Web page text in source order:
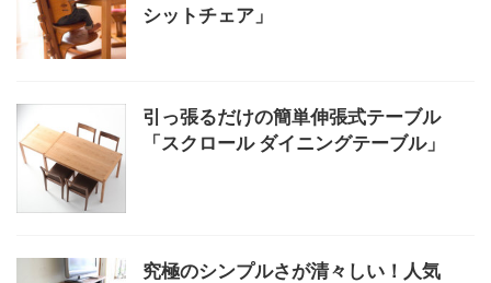
シットチェア」
引っ張るだけの簡単伸張式テーブル
「スクロール ダイニングテーブル」
究極のシンプルさが清々しい！人気